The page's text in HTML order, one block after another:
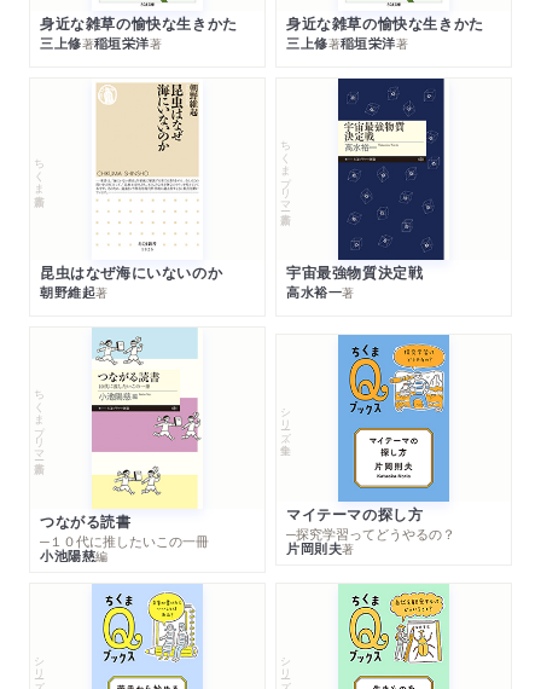
身近な雑草の愉快な生きかた
三上修著稲垣栄洋著
身近な雑草の愉快な生きかた
三上修著稲垣栄洋著
ちくま新書
昆虫はなぜ海にいないのか
朝野維起著
ちくまプリマー新書
宇宙最強物質決定戦
高水裕一著
ちくまプリマー新書
つながる読書
─１０代に推したいこの一冊
小池陽慈編
シリーズ・全集
マイテーマの探し方
─探究学習ってどうやるの？
片岡則夫著
シリーズ・全集 シリーズ・全集